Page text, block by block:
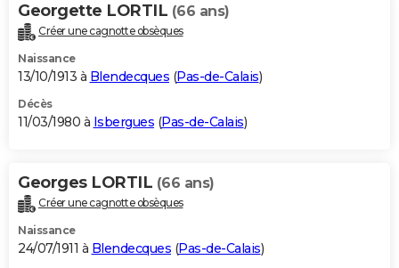
Georgette LORTIL (66 ans)
Créer une cagnotte obsèques
Naissance
13/10/1913 à Blendecques (Pas-de-Calais)
Décès
11/03/1980 à Isbergues (Pas-de-Calais)
Georges LORTIL (66 ans)
Créer une cagnotte obsèques
Naissance
24/07/1911 à Blendecques (Pas-de-Calais)